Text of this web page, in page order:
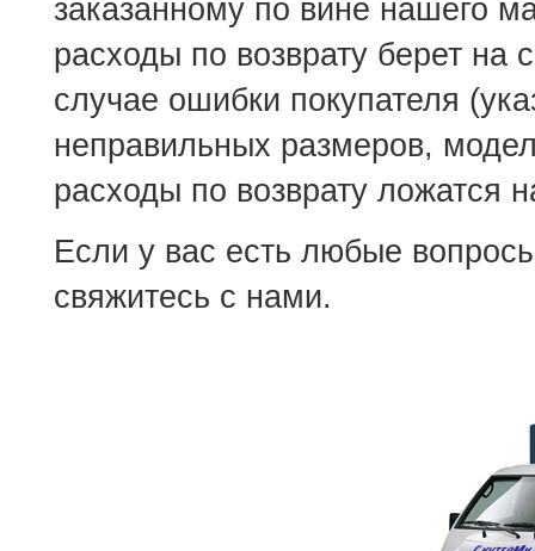
заказанному по вине нашего
расходы по возврату берет на
случае ошибки покупателя
неправильных размеров,
расходы по возврату ложатся
Если у вас есть любые
свяжитесь с нами.